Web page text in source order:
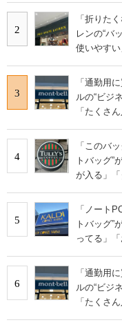
2
「折りた
レンの“バ
使いやす
3
「通勤用
ルの“ビジ
「たくさ
4
「このバ
トバッグ
が入る」
5
「ノート
トバッグ
ってる」
6
「通勤用
ルの“ビジ
「たくさ